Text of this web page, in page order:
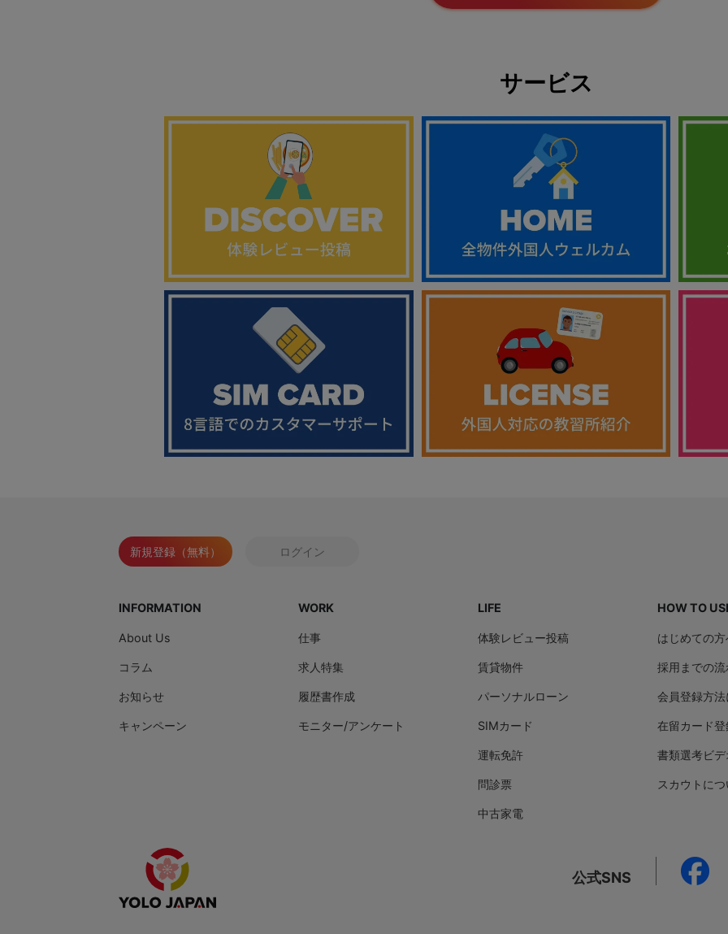
サービス
新規登録（無料） ログイン
INFORMATION
About Us
コラム
お知らせ
キャンペーン
WORK
仕事
求人特集
履歴書作成
モニター/アンケート
LIFE
体験レビュー投稿
賃貸物件
パーソナルローン
SIMカード
運転免許
問診票
中古家電
HOW TO
はじめての方
採用までの流
会員登録方法
在留カード
書類選考ビ
スカウトにつ
公式SNS